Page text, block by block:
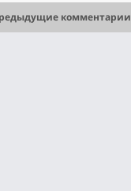
комментарии